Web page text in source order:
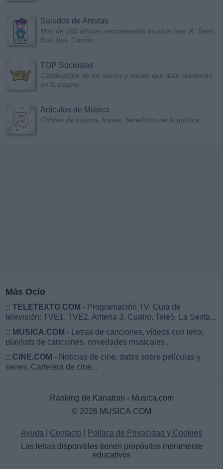
Saludos de Artistas
Más de 100 artistas recomiendan musica.com: A. Sanz,
Bon Jovi, Camila...
TOP Socios/as
Clasificación de los socios y socias que más colaboran
en la página
Artículos de Música
Chistes de música, frases, beneficios de la música...
Más Ocio
:: TELETEXTO.COM - Programación TV. Guía de
televisión: TVE1, TVE2, Antena 3, Cuatro, Tele5, La Sexta...
:: MUSICA.COM - Letras de canciones, vídeos con letra,
playlists de canciones, novedades musicales...
:: CINE.COM - Noticias de cine, datos sobre películas y
series. Cartelera de cine...
Ranking de Kanatran - Musica.com
© 2026 MUSICA.COM
Ayuda Contacto
Política de Privacidad y Cookies
Las letras disponibles tienen propósitos meramente
educativos